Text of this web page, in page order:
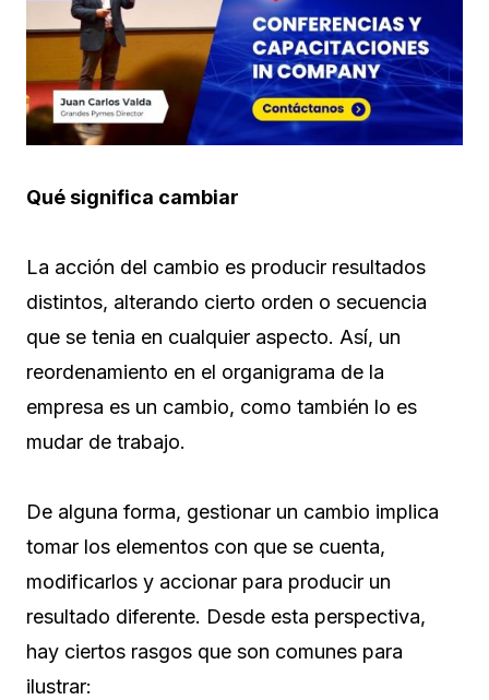
Qué significa cambiar
La acción del cambio es producir resultados
distintos, alterando cierto orden o secuencia
que se tenia en cualquier aspecto. Así, un
reordenamiento en el organigrama de la
empresa es un cambio, como también lo es
mudar de trabajo.
De alguna forma, gestionar un cambio implica
tomar los elementos con que se cuenta,
modificarlos y accionar para producir un
resultado diferente. Desde esta perspectiva,
hay ciertos rasgos que son comunes para
ilustrar: